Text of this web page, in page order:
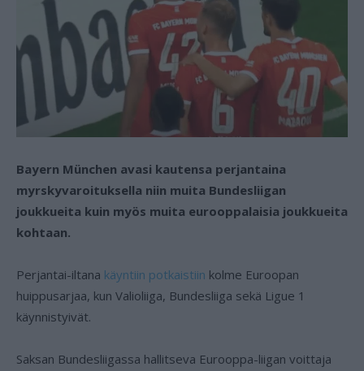
Bayern München avasi kautensa perjantaina
myrskyvaroituksella niin muita Bundesliigan
joukkueita kuin myös muita eurooppalaisia joukkueita
kohtaan.
Perjantai-iltana käyntiin potkaistiin kolme Euroopan
huippusarjaa, kun Valioliiga, Bundesliiga sekä Ligue 1
käynnistyivät.
Saksan Bundesliigassa hallitseva Eurooppa-liigan voittaja